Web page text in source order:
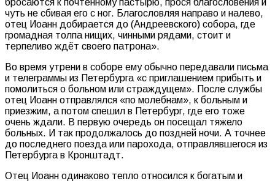
чуть не сбивая его с ног. Благословляя направо и налево,
отец Иоанн добирается до (Андреевского) собора, где
громадная толпа нищих, чинными рядами, стоит и
терпеливо ждёт своего патрона».
Во время утрени в соборе ему обычно передавали письма
и телеграммы из Петербурга «с приглашением прибыть и
помолиться о больном или страждущем». После службы
отец Иоанн отправлялся «по молебнам», к больным и
приезжим, а потом спешил в Петербург, где его тоже
очень ждали. В первую очередь он посещал тяжело
больных. И так продолжалось до поздней ночи. А точнее
до последнего поезда или парохода, отправлявшегося из
Петербурга в Кронштадт.
Отец Иоанн одинаково тепло относился к богатым и